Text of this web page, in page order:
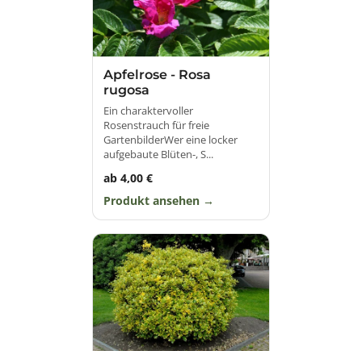
Apfelrose - Rosa
rugosa
Ein charaktervoller
Rosenstrauch für freie
GartenbilderWer eine locker
aufgebaute Blüten-, S...
ab 4,00 €
Produkt ansehen